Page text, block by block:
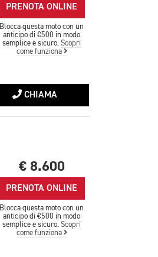
PRENOTA ONLINE
Blocca questa moto con un
anticipo di €500 in modo
semplice e sicuro.Scopri
come funziona
CHIAMA
€ 8.600
PRENOTA ONLINE
Blocca questa moto con un
anticipo di €500 in modo
semplice e sicuro.Scopri
come funziona